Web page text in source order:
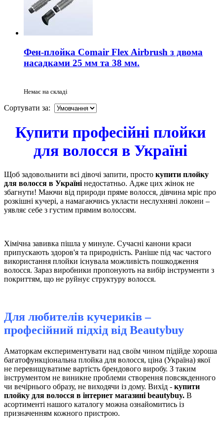
Фен-плойка Comair Flex Airbrush з двома
насадками 25 мм та 38 мм.
Немає на складі
Сортувати за:
Купити професійні плойки
для волосся в Україні
Щоб задовольнити всі дівочі запити, просто купити плойку
для волосся в Українінедостатньо. Адже цих жінок не
збагнути! Маючи від природи пряме волосся, дівчина мріє про
розкішні кучері, а намагаючись укласти неслухняні локони –
уявляє себе з густим прямим волоссям.
Хімічна завивка пішла у минуле. Сучасні канони краси
припускають здоров'я та природність. Раніше під час частого
використання плойки існувала можливість пошкодження
волосся. Зараз виробники пропонують на вибір інструменти з
покриттям, що не руйнує структуру волосся.
Для любителів кучериків –
професійний підхід від Вeautybuy
Аматоркам експериментувати над своїм чином підійде хороша
багатофункціональна плойка для волосся, ціна (Україна) якої
не перевищуватиме вартість брендового виробу. З таким
інструментом не виникне проблеми створення повсякденного
чи вечірнього образу, не виходячи із дому. Вихід - купити
плойку для волосся в інтернет магазині beautybuy. В
асортименті нашого каталогу можна ознайомитись із
призначенням кожного пристрою.